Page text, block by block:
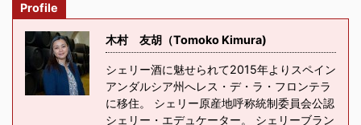
Profile
木村 友胡（Tomoko Kimura)
シェリー酒に魅せられて2015年よりスペイン
アンダルシア州へレス・デ・ラ・フロンテラ
に移住。 シェリー原産地呼称統制委員会公認
シェリー・エデュケーター。 シェリーブラン